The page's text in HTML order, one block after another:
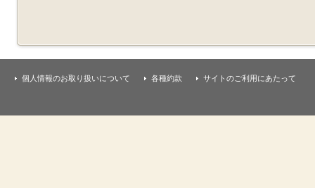
個人情報のお取り扱いについて 各種約款 サイトのご利用にあたって